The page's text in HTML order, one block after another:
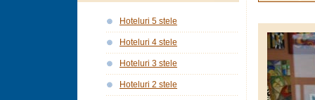
Hoteluri 5 stele
Hoteluri 4 stele
Hoteluri 3 stele
Hoteluri 2 stele